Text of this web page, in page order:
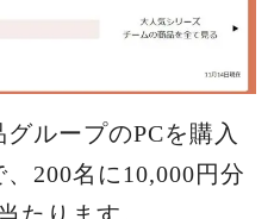
ループのPCを購入
200名に10,000円分